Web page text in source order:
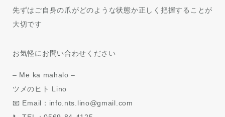
先ずはご自身の爪がどのような状態か正しく把握することが
大切です
お気軽にお問い合わせください
– Me ka mahalo –
ツメのヒト Lino
📧 Email：info.nts.lino@gmail.com